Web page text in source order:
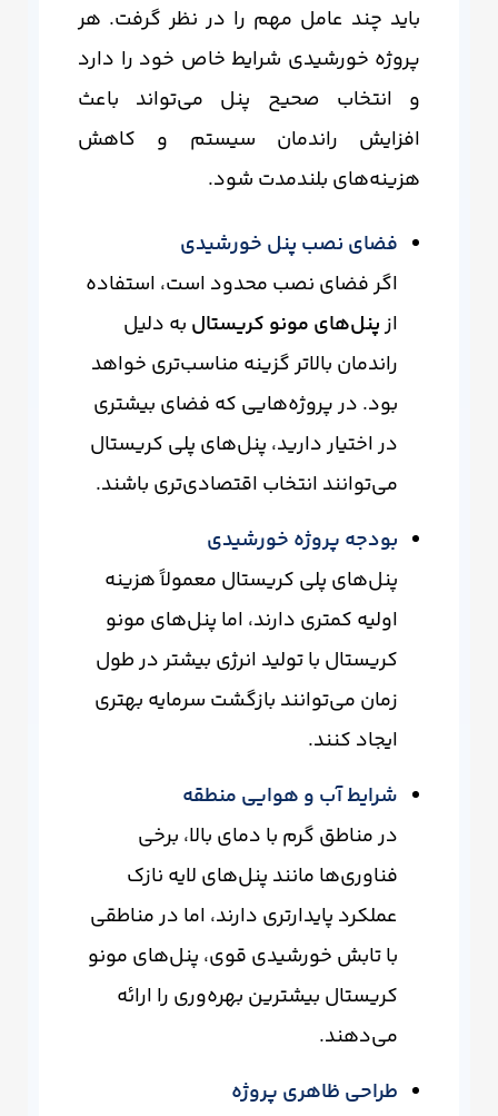
باید چند عامل مهم را در نظر گرفت. هر
پروژه خورشیدی شرایط خاص خود را دارد
و انتخاب صحیح پنل می‌تواند باعث
افزایش راندمان سیستم و کاهش
هزینه‌های بلندمدت شود.
فضای نصب پنل خورشیدی
اگر فضای نصب محدود است، استفاده
ازپنل‌های مونو کریستال به دلیل
راندمان بالاتر گزینه مناسب‌تری خواهد
بود. در پروژه‌هایی که فضای بیشتری
در اختیار دارید، پنل‌های پلی کریستال
می‌توانند انتخاب اقتصادی‌تری باشند.
بودجه پروژه خورشیدی
پنل‌های پلی کریستال معمولاً هزینه
اولیه کمتری دارند، اما پنل‌های مونو
کریستال با تولید انرژی بیشتر در طول
زمان می‌توانند بازگشت سرمایه بهتری
ایجاد کنند.
شرایط آب و هوایی منطقه
در مناطق گرم با دمای بالا، برخی
فناوری‌ها مانند پنل‌های لایه نازک
عملکرد پایدارتری دارند، اما در مناطقی
با تابش خورشیدی قوی، پنل‌های مونو
کریستال بیشترین بهره‌وری را ارائه
می‌دهند.
طراحی ظاهری پروژه